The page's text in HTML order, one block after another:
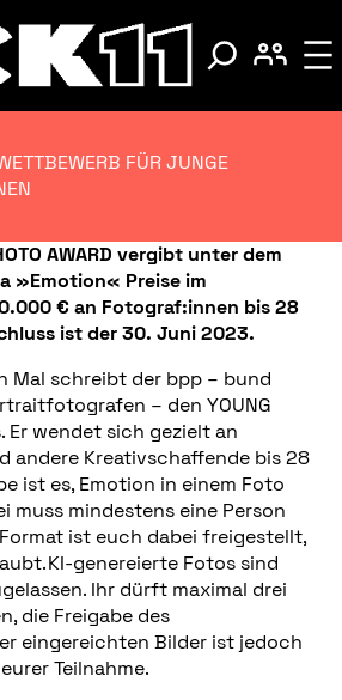
FÜR JUNGE
AWARD vergibt unter dem
»Emotion« Preise im
€ an Fotograf:innen bis 28
ist der 30. Juni 2023.
Mal schreibt der bpp – bund
– den YOUNG
Er wendet sich gezielt an
andere Kreativschaffende bis 28
ist es, Emotion in einem Foto
muss mindestens eine Person
ist euch dabei freigestellt,
KI-genereierte Fotos sind
Ihr dürft maximal drei
die Freigabe des
eingereichten Bilder ist jedoch
Teilnahme.